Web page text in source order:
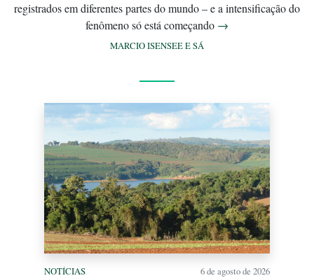
registrados em diferentes partes do mundo – e a intensificação do
fenômeno só está começando →
MARCIO ISENSEE E SÁ
NOTÍCIAS 6 de agosto de 2026